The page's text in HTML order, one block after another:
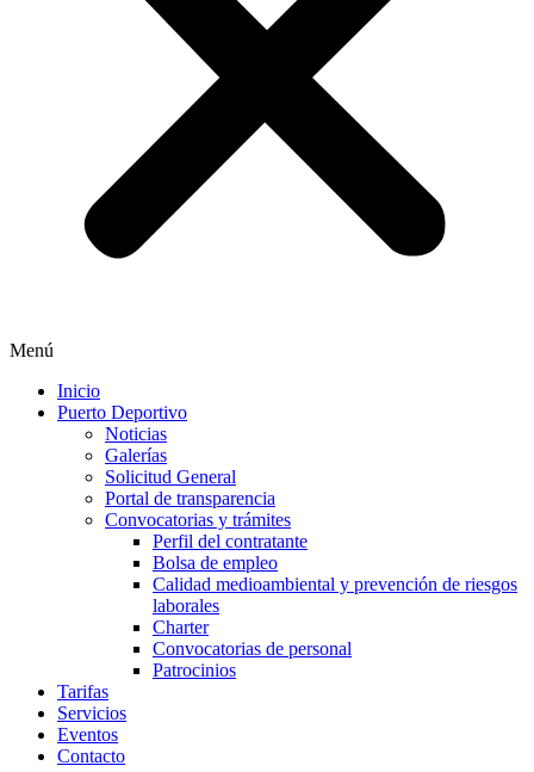
Menú
Inicio
Puerto Deportivo
Noticias
Galerías
Solicitud General
Portal de transparencia
Convocatorias y trámites
Perfil del contratante
Bolsa de empleo
Calidad medioambiental y prevención de riesgos
laborales
Charter
Convocatorias de personal
Patrocinios
Tarifas
Servicios
Eventos
Contacto